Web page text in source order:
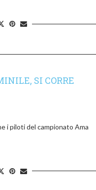
SI CORRE
i piloti del campionato Ama